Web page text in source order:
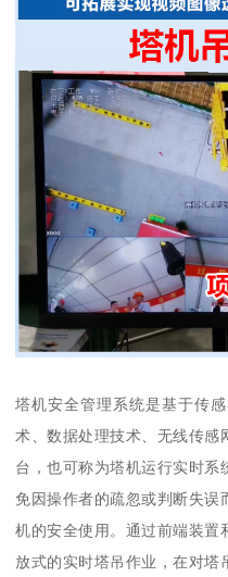
塔机安全管理系统是基于传
术、数据处理技术、无线传感
台，也可称为塔机运行实时系
免因操作者的疏忽或判断失误
机的安全使用。通过前端装置
放式的实时塔吊作业，在对塔